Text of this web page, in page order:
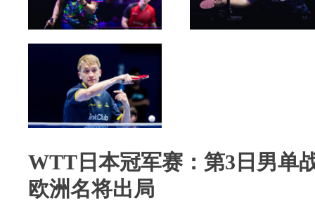
WTT日本冠军赛：第3日男单
欧洲名将出局